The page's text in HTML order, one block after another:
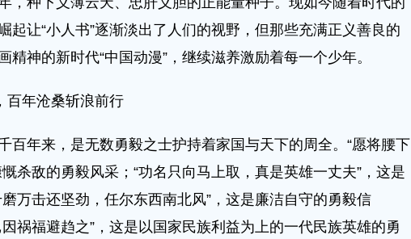
起让“小人书”逐渐淡出了人们的视野，但那些充满正义善良的
精神的新时代“中国动漫”，继续滋养激励着每一个少年。
年沧桑斩浪前行
年来，是无数勇毅之士护持着家国与天下的周全。“愿将腰下
杀敌的勇毅风采；“功名只向马上取，真是英雄一丈夫”，这是
万击还坚劲，任尔东西南北风”，这是廉洁自守的勇毅信
祸福避趋之”，这是以国家民族利益为上的一代民族英雄的勇